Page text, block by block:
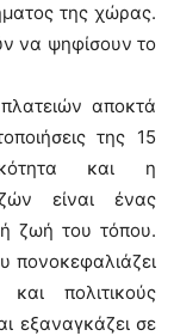
της χώρας.
να ψηφίσουν το
αποκτά
της 15
και η
είναι ένας
ζωή του τόπου.
πονοκεφαλιάζει
πολιτικούς
εξαναγκάζει σε